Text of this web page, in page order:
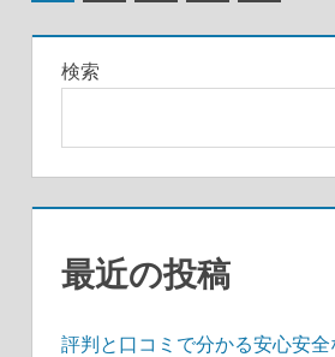
稿
の
ジ
送
事
検索
最近の投稿
評判と口コミで分かる安心安